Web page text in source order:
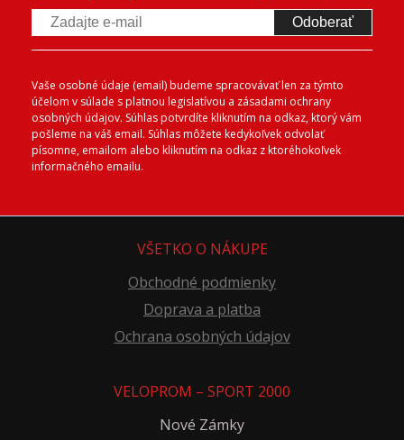
Odoberať
Vaše osobné údaje (email) budeme spracovávať len za týmto
účelom v súlade s platnou legislatívou a zásadami ochrany
osobných údajov. Súhlas potvrdíte kliknutím na odkaz, ktorý vám
pošleme na váš email. Súhlas môžete kedykoľvek odvolať
písomne, emailom alebo kliknutím na odkaz z ktoréhokoľvek
informačného emailu.
VŠETKO O NÁKUPE
Obchodné podmienky
Doprava a platba
Ochrana osobných údajov
VELOPROM – SPORT 2000
Nové Zámky